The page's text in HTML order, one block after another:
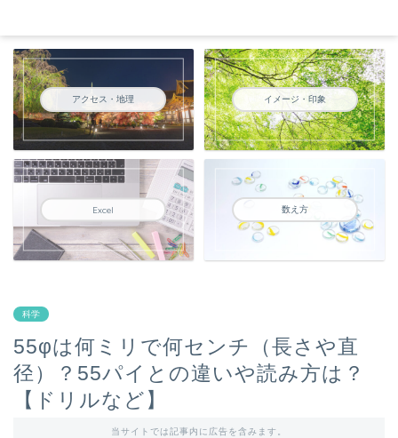
アクセス・地理 イメージ・印象
Excel 数え方
科学
55φは何ミリで何センチ（長さや直
径）？55パイとの違いや読み方は？
【ドリルなど】
当サイトでは記事内に広告を含みます。